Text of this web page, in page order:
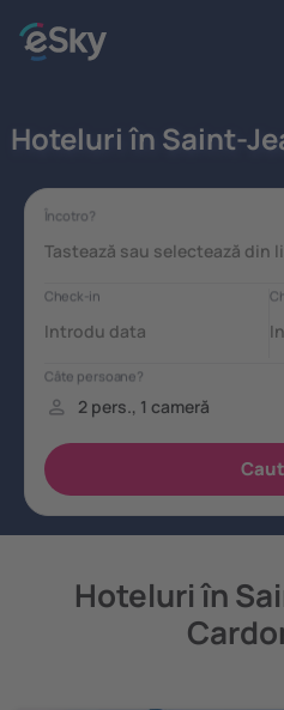
Hoteluri în Saint-
Hoteluri în